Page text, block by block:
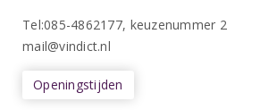
Tel:085-4862177, keuzenummer 2
mail@vindict.nl
Openingstijden